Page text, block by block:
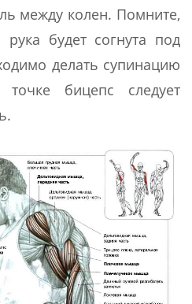
между колен. Помните,
будет согнута под
делать супинацию
бицепс следует